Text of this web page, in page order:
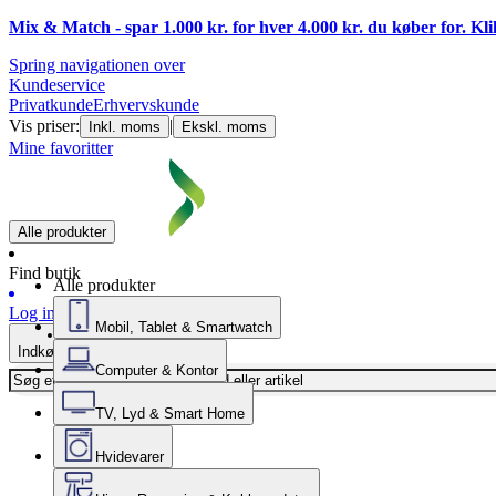
Mix & Match - spar 1.000 kr. for hver 4.000 kr. du køber for.
Spring navigationen over
Kundeservice
PrivatkundeErhvervskunde
Vis priser:
Inkl. moms | Ekskl. moms
Mine favoritter
Alle produkter
Find butik
Log ind
Indkøbskurv
Alle produkter
Mobil, Tablet & Smartwatch
Computer & Kontor
TV, Lyd & Smart Home
Hvidevarer